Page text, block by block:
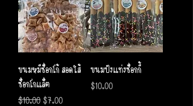
ขนมหมีช็อกโก้ สอดใส้
ช็อกโกแล็ต
Regular Price
$10.00Sale Price
$7.00
ขนมปังแท่งช็อกกี้
Price
$10.00